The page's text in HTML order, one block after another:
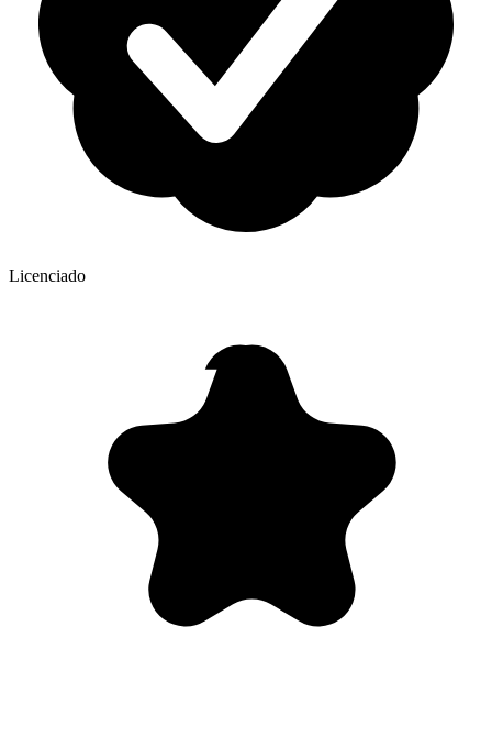
Licenciado